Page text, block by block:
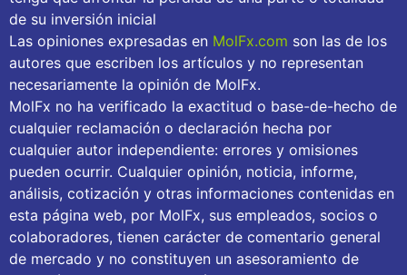
de su inversión inicial
Las opiniones expresadas en MolFx.com son las de los
autores que escriben los artículos y no representan
necesariamente la opinión de MolFx.
MolFx no ha verificado la exactitud o base-de-hecho de
cualquier reclamación o declaración hecha por
cualquier autor independiente: errores y omisiones
pueden ocurrir. Cualquier opinión, noticia, informe,
análisis, cotización y otras informaciones contenidas en
esta página web, por MolFx, sus empleados, socios o
colaboradores, tienen carácter de comentario general
de mercado y no constituyen un asesoramiento de